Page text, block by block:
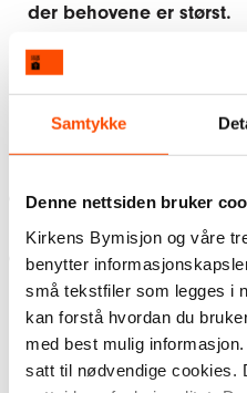
Samtykke
Denne nettsiden bruker
Kirkens Bymisjon og våre
benytter
små tekstfiler som legges i
kan forstå hvordan du
med best mulig
satt til nødvendige cookies.
der behovene er størst.
Fremme
grunnleggende
Vi vil:
Bidra til at flere
og sosiale behov ivaretatt.
I større grad synliggjøre
livssituasjoner for å øke
Styrke deltakelse